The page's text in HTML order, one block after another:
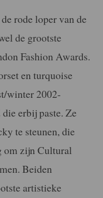
rode loper van de
de grootste
Fashion Awards.
en turquoise
winter 2002-
erbij paste. Ze
te steunen, die
om zijn Cultural
Beiden
artistieke